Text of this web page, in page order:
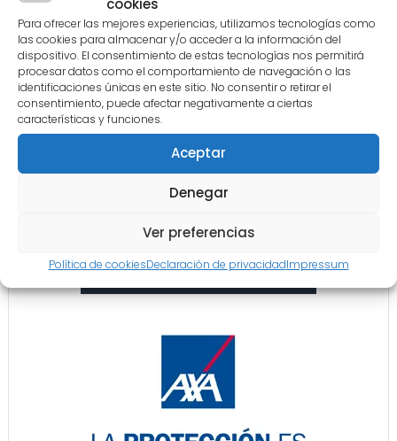
Para ofrecer las mejores experiencias, utilizamos tecnologías como
las cookies para almacenar y/o acceder a la información del
dispositivo. El consentimiento de estas tecnologías nos permitirá
procesar datos como el comportamiento de navegación o las
identificaciones únicas en este sitio. No consentir o retirar el
consentimiento, puede afectar negativamente a ciertas
características y funciones.
Aceptar
Denegar
Ver preferencias
Política de cookiesDeclaración de privacidadImpressum